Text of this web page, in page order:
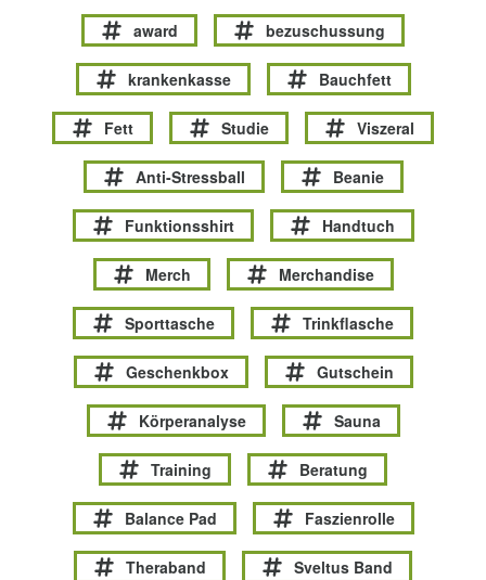
award bezuschussung
krankenkasse Bauchfett
Fett Studie Viszeral
Anti-Stressball Beanie
Funktionsshirt Handtuch
Merch Merchandise
Sporttasche Trinkflasche
Geschenkbox Gutschein
Körperanalyse Sauna
Training Beratung
Balance Pad Faszienrolle
Theraband Sveltus Band